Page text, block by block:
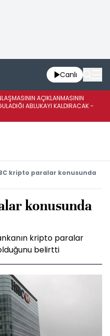
Canlı
AÇIKLANMASININ
ABLUKAYI KALDIRACAK -
kripto paralar konusunda
konusunda
kripto paralar
belirtti